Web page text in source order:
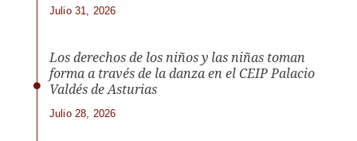
Julio 31, 2026
Los derechos de los niños y las niñas toman
forma a través de la danza en el CEIP Palacio
Valdés de Asturias
Julio 28, 2026